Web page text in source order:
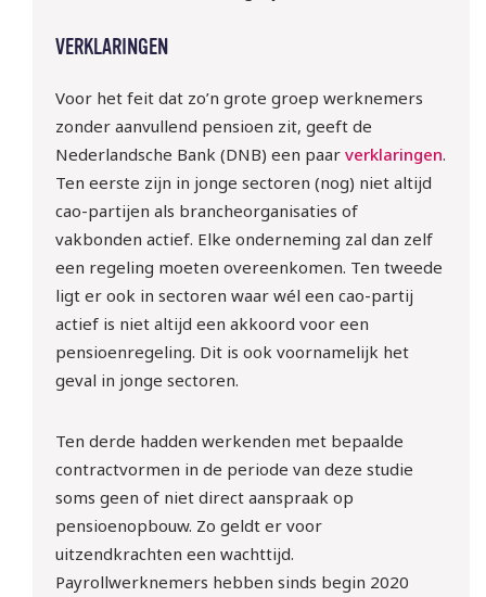
VERKLARINGEN
Voor het feit dat zo’n grote groep werknemers
zonder aanvullend pensioen zit, geeft de
Nederlandsche Bank (DNB) een paar verklaringen.
Ten eerste zijn in jonge sectoren (nog) niet altijd
cao-partijen als brancheorganisaties of
vakbonden actief. Elke onderneming zal dan zelf
een regeling moeten overeenkomen. Ten tweede
ligt er ook in sectoren waar wél een cao-partij
actief is niet altijd een akkoord voor een
pensioenregeling. Dit is ook voornamelijk het
geval in jonge sectoren.
Ten derde hadden werkenden met bepaalde
contractvormen in de periode van deze studie
soms geen of niet direct aanspraak op
pensioenopbouw. Zo geldt er voor
uitzendkrachten een wachttijd.
Payrollwerknemers hebben sinds begin 2020
10 sept | Webinar: ‘WTTA:
ben jij klaar voor de nieuwe
regels rondom het inlenen
van arbeidskrachten?
Meld je gratis aan!